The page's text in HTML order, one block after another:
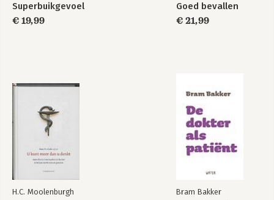
Superbuikgevoel
€ 19,99
Goed bevallen
€ 21,99
H.C. Moolenburgh Bram Bakker